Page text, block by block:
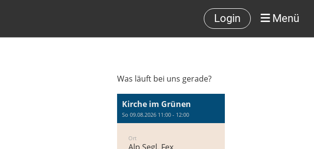
Login Menü
Was läuft bei uns gerade?
Kirche im Grünen
So 09.08.2026 11:00 - 12:00
Ort